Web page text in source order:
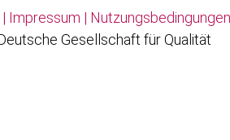
| Impressum | Nutzungsbedingungen
Gesellschaft für Qualität